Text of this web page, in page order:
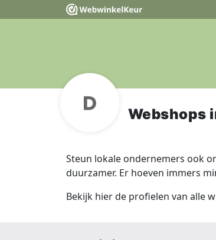
Webshops
Steun lokale ondernemers ook
duurzamer. Er hoeven immers
Bekijk hier de profielen van alle